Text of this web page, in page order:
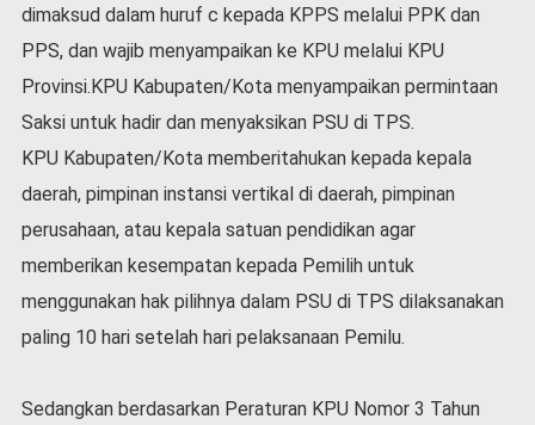
dimaksud dalam huruf c kepada KPPS melalui PPK dan
PPS, dan wajib menyampaikan ke KPU melalui KPU
Provinsi.KPU Kabupaten/Kota menyampaikan permintaan
Saksi untuk hadir dan menyaksikan PSU di TPS.
KPU Kabupaten/Kota memberitahukan kepada kepala
daerah, pimpinan instansi vertikal di daerah, pimpinan
perusahaan, atau kepala satuan pendidikan agar
memberikan kesempatan kepada Pemilih untuk
menggunakan hak pilihnya dalam PSU di TPS dilaksanakan
paling 10 hari setelah hari pelaksanaan Pemilu.
Sedangkan berdasarkan Peraturan KPU Nomor 3 Tahun